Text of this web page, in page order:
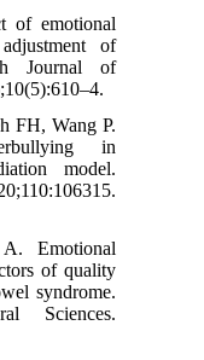
of emotional
of
Journal of
FH, Wang P.
in
model.
A. Emotional
of quality
syndrome.
Sciences.